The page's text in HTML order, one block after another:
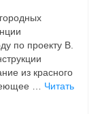
по проекту В.
из красного
… Читать